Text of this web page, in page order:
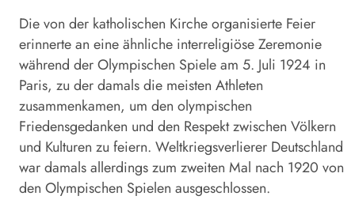
Die von der katholischen Kirche organisierte Feier
erinnerte an eine ähnliche interreligiöse Zeremonie
während der Olympischen Spiele am 5. Juli 1924 in
Paris, zu der damals die meisten Athleten
zusammenkamen, um den olympischen
Friedensgedanken und den Respekt zwischen Völkern
und Kulturen zu feiern. Weltkriegsverlierer Deutschland
war damals allerdings zum zweiten Mal nach 1920 von
den Olympischen Spielen ausgeschlossen.